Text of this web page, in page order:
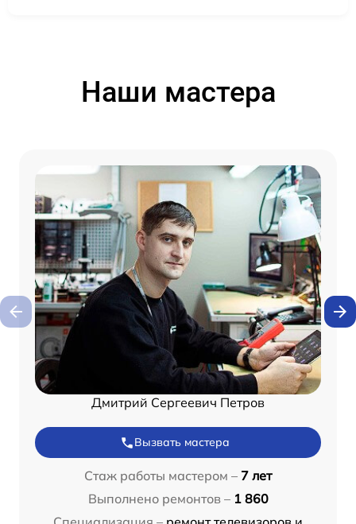
Наши мастера
Дмитрий Сергеевич Петров
Вызвать мастера
Стаж работы мастером – 7 лет
Выполнено ремонтов – 1 860